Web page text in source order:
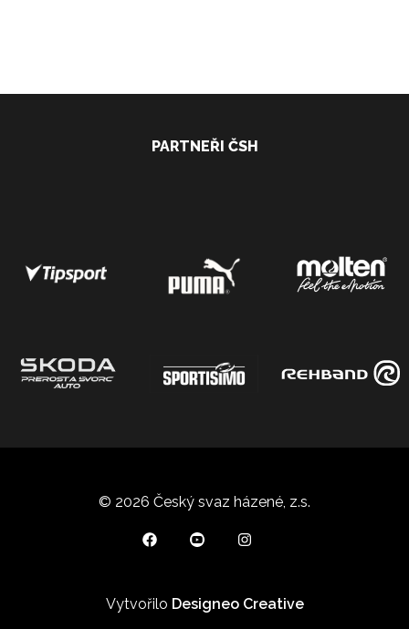
PARTNEŘI ČSH
© 2026 Český svaz házené, z.s.
Vytvořilo Designeo Creative